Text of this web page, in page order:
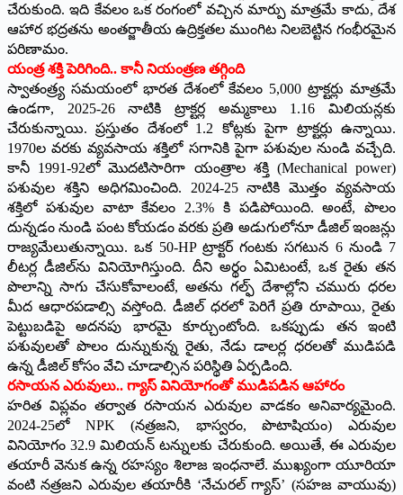
చేరుకుంది. ఇది కేవలం ఒక రంగంలో వచ్చిన మార్పు మాత్రమే కాదు, దేశ
ఆహార భద్రతను అంతర్జాతీయ ఉద్రిక్తతల ముంగిట నిలబెట్టిన గంభీరమైన
పరిణామం.
​యంత్ర శక్తి పెరిగింది.. కానీ నియంత్రణ తగ్గింది
​స్వాతంత్ర్య సమయంలో భారత దేశంలో కేవలం 5,000 ట్రాక్టర్లు మాత్రమే
ఉండగా, 2025-26 నాటికి ట్రాక్టర్ల అమ్మకాలు 1.16 మిలియన్లకు
చేరుకున్నాయి. ప్రస్తుతం దేశంలో 1.2 కోట్లకు పైగా ట్రాక్టర్లు ఉన్నాయి.
1970ల వరకు వ్యవసాయ శక్తిలో సగానికి పైగా పశువుల నుండి వచ్చేది.
కానీ 1991-92లో మొదటిసారిగా యంత్రాల శక్తి (Mechanical power)
పశువుల శక్తిని అధిగమించింది. 2024-25 నాటికి మొత్తం వ్యవసాయ
శక్తిలో పశువుల వాటా కేవలం 2.3% కి పడిపోయింది. అంటే, పొలం
దున్నడం నుండి పంట కోయడం వరకు ప్రతి అడుగులోనూ డీజిల్ ఇంజన్లు
రాజ్యమేలుతున్నాయి. ఒక 50-HP ట్రాక్టర్ గంటకు సగటున 6 నుండి 7
లీటర్ల డీజిల్‌ను వినియోగిస్తుంది. దీని అర్థం ఏమిటంటే, ఒక రైతు తన
పొలాన్ని సాగు చేసుకోవాలంటే, అతను గల్ఫ్ దేశాల్లోని చమురు ధరల
మీద ఆధారపడాల్సి వస్తోంది. డీజిల్ ధరలో పెరిగే ప్రతి రూపాయి, రైతు
పెట్టుబడిపై అదనపు భారమై కూర్చుంటోంది. ఒకప్పుడు తన ఇంటి
పశువులతో పొలం దున్నుకున్న రైతు, నేడు డాలర్ల ధరలతో ముడిపడి
ఉన్న డీజిల్ కోసం వేచి చూడాల్సిన పరిస్థితి ఏర్పడింది.
​రసాయన ఎరువులు.. గ్యాస్ వినియోగంతో ముడిపడిన ఆహారం
​హరిత విప్లవం తర్వాత రసాయన ఎరువుల వాడకం అనివార్యమైంది.
2024-25లో NPK (నత్రజని, భాస్వరం, పొటాషియం) ఎరువుల
వినియోగం 32.9 మిలియన్ టన్నులకు చేరుకుంది. అయితే, ఈ ఎరువుల
తయారీ వెనుక ఉన్న రహస్యం శిలాజ ఇంధనాలే. ముఖ్యంగా యూరియా
వంటి నత్రజని ఎరువుల తయారీకి ‘నేచురల్ గ్యాస్’ (సహజ వాయువు)